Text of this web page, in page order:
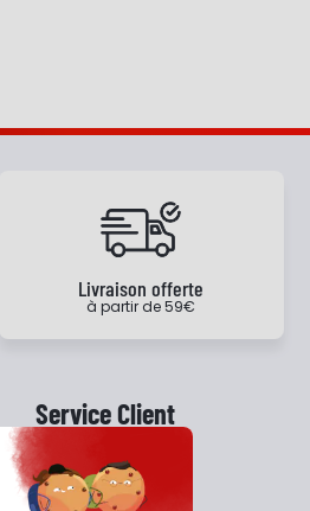
Livraison offerte
à partir de 59€
Service Client
Garantie 3 ans